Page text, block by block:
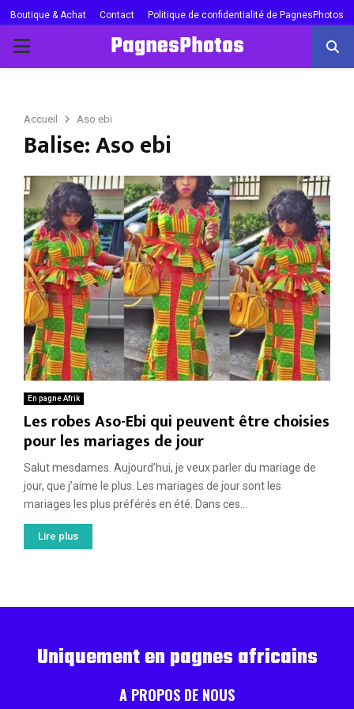
Boutique & Achat Contact Politique de confidentialité de PagnesPhotos
PRIMARY
PagnesPhotos
Accueil Aso ebi
Balise: Aso ebi
En pagne Afrik
Les robes Aso-Ebi qui peuvent être choisies
pour les mariages de jour
Salut mesdames. Aujourd’hui, je veux parler du mariage de
jour, que j’aime le plus. Les mariages de jour sont les
mariages les plus préférés en été. Dans ces...
Lire plus
Uniquement en pagnes africains
A PROPOS DE NOUS